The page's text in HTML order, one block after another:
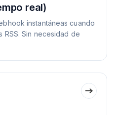
real)
instantáneas cuando
RSS. Sin necesidad de